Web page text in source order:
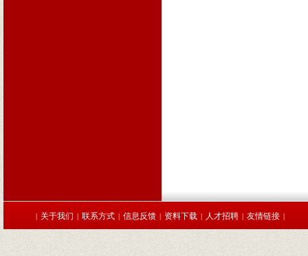
| 关于我们 | 联系方式 | 信息反馈 | 资料下载 | 人才招聘 | 友情链接 |